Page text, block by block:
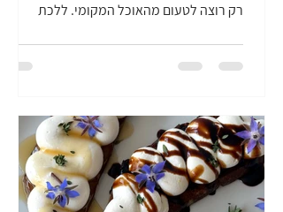
רק רוצה לטעום מהאוכל המקומי. ללכת
מקומית כמו האוכל שלה. זה מפתיע, כי יוון,
באוכל. אלא שבפועל, המטבח היווני כל כך
עשיר וכל כך מגוון, זה פשוט ללקק את
האצבעות. אז יוון לא נופלת בקטגוריית "מקום
חדש", כי היא יעד ותיק שאני תמיד שמחה
להגיע אליו ואם אפשר להכיר מקום חדש